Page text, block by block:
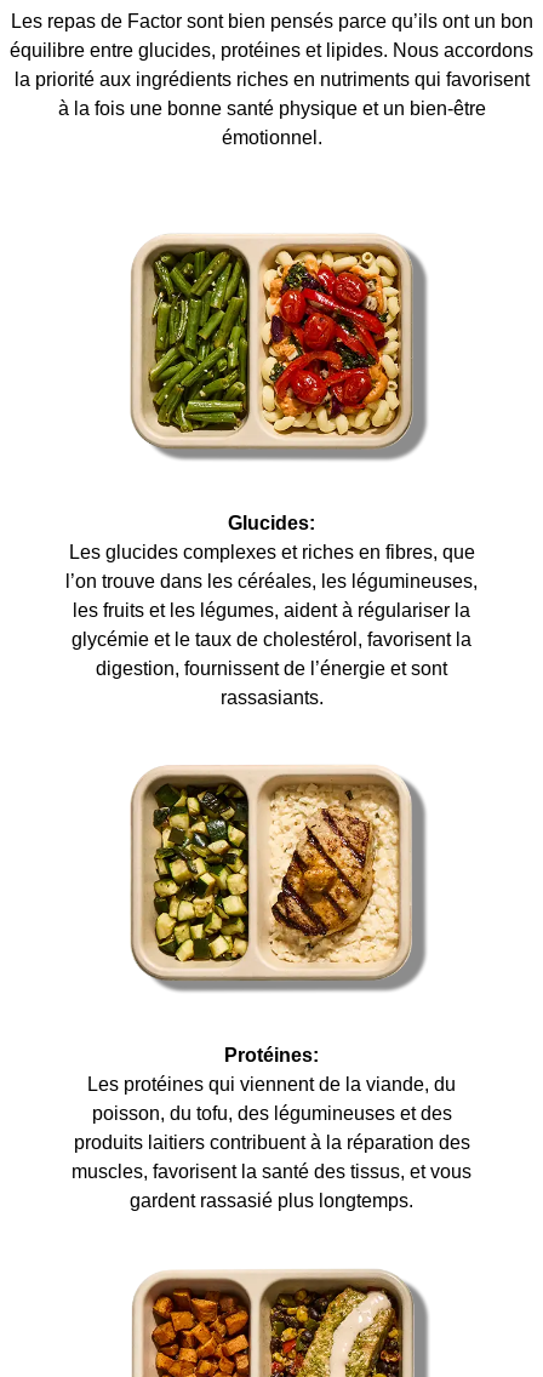
Les repas de Factor sont bien pensés parce qu’ils ont un bon
équilibre entre glucides, protéines et lipides. Nous accordons
la priorité aux ingrédients riches en nutriments qui favorisent
à la fois une bonne santé physique et un bien-être
émotionnel.
Glucides:
Les glucides complexes et riches en fibres, que
l’on trouve dans les céréales, les légumineuses,
les fruits et les légumes, aident à régulariser la
glycémie et le taux de cholestérol, favorisent la
digestion, fournissent de l’énergie et sont
rassasiants.
Protéines:
Les protéines qui viennent de la viande, du
poisson, du tofu, des légumineuses et des
produits laitiers contribuent à la réparation des
muscles, favorisent la santé des tissus, et vous
gardent rassasié plus longtemps.